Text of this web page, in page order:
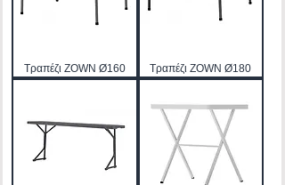
Τραπέζι ZOWN Ø160 Τραπέζι ZOWN Ø180